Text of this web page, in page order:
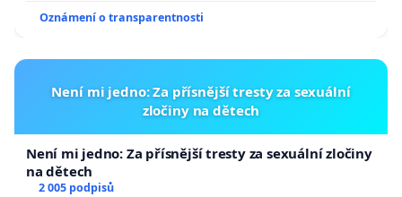
republiky
Oznámení o transparentnosti
Není mi jedno: Za přísnější tresty za sexuální
zločiny na dětech
Není mi jedno: Za přísnější tresty za sexuální zločiny
na dětech
2 005 podpisů